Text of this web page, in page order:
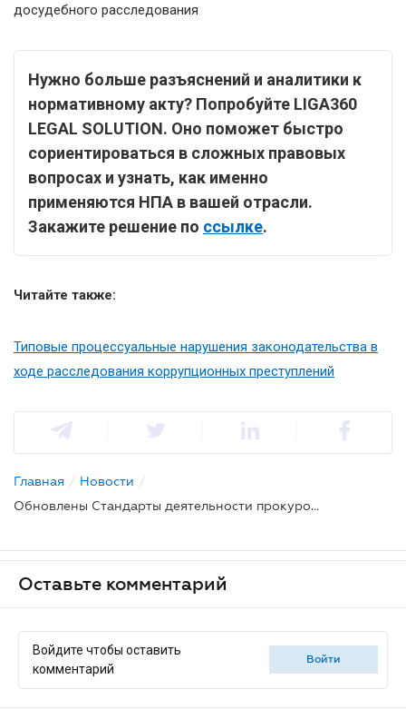
досудебного расследования
Нужно больше разъяснений и аналитики к
нормативному акту? Попробуйте LIGA360
LEGAL SOLUTION. Оно поможет быстро
сориентироваться в сложных правовых
вопросах и узнать, как именно
применяются НПА в вашей отрасли.
Закажите решение по ссылке.
Читайте также:
Типовые процессуальные нарушения законодательства в
ходе расследования коррупционных преступлений
Главная / Новости /
Обновлены Стандарты деятельности прокуроров в сфере защиты инвестиций в ходе досудебного расследования
Оставьте комментарий
Войдите чтобы оставить
комментарий
войти